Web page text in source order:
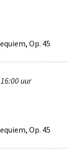
Op. 45
uur
Op. 45